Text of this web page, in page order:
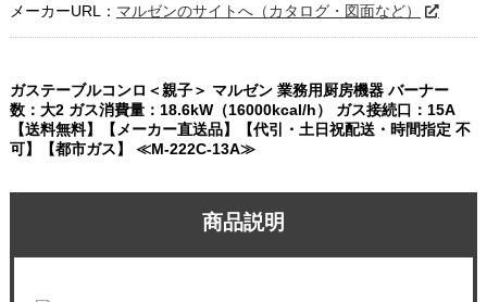
メーカーURL： マルゼンのサイトへ（カタログ・図面など）
ガステーブルコンロ＜親子＞ マルゼン 業務用厨房機器 バーナー
数：大2 ガス消費量：18.6kW（16000kcal/h） ガス接続口：15A
【送料無料】【メーカー直送品】【代引・土日祝配送・時間指定 不
可】【都市ガス】 ≪M-222C-13A≫
商品説明